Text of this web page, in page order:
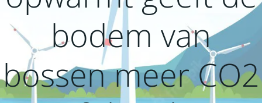
bodem van
bossen meer CO2